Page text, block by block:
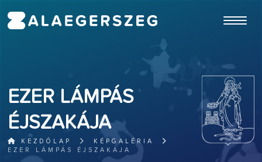
EZER LÁMPÁS
ÉJSZAKÁJA
KEZDŐLAP
KÉPGALÉRIA
EZER LÁMPÁS ÉJSZAKÁJA